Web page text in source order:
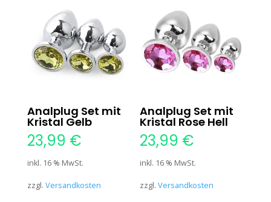
Analplug Set mit
Kristal Gelb
23,99 €
inkl. 16 % MwSt.
zzgl. Versandkosten
Analplug Set mit
Kristal Rose Hell
23,99 €
inkl. 16 % MwSt.
zzgl.Versandkosten